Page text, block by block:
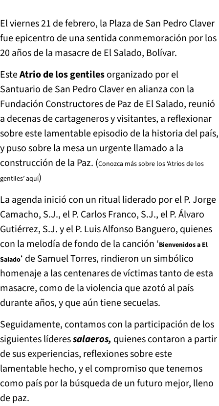
El viernes 21 de febrero, la Plaza de San Pedro Claver
fue epicentro de una sentida conmemoración por los
20 años de la masacre de El Salado, Bolívar.
EsteAtrio de los gentilesorganizado por el
Santuario de San Pedro Claver en alianza con la
Fundación Constructores de Paz de El Salado, reunió
a decenas de cartageneros y visitantes, a reflexionar
sobre este lamentable episodio de la historia del país,
y puso sobre la mesa un urgente llamado a la
construcción de la Paz. (Conozca más sobre los ‘Atrios de los
gentiles’ aquí)
La agenda inició con un ritual liderado por el P. Jorge
Camacho, S.J., el P. Carlos Franco, S.J., el P. Álvaro
Gutiérrez, S.J. y el P. Luis Alfonso Banguero, quienes
con la melodía de fondo de la canción ‘Bienvenidos a El
Salado‘ de Samuel Torres, rindieron un simbólico
homenaje a las centenares de víctimas tanto de esta
masacre, como de la violencia que azotó al país
durante años, y que aún tiene secuelas.
Seguidamente, contamos con la participación de los
siguientes líderessalaeros, quienes contaron a partir
de sus experiencias, reflexiones sobre este
lamentable hecho, y el compromiso que tenemos
como país por la búsqueda de un futuro mejor, lleno
de paz.